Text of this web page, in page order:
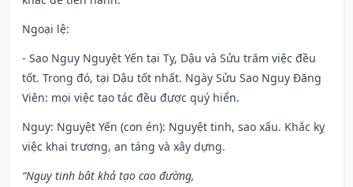
Ngoại lệ:
- Sao Nguy Nguyệt Yến tại Tỵ, Dậu và Sửu trăm việc đều
tốt. Trong đó, tại Dậu tốt nhất. Ngày Sửu Sao Nguy Đăng
Viên: mọi việc tạo tác đều được quý hiển.
Nguy: Nguyệt Yến (con én): Nguyệt tinh, sao xấu. Khắc kỵ
việc khai trương, an táng và xây dựng.
“Nguy tinh bât khả tạo cao đường,